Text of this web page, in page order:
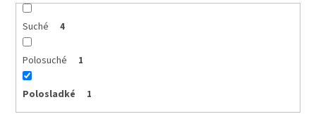
vína
Delikatesy
vínu
Vývrtky
Suché 4
Polosuché 1
Polosladké 1